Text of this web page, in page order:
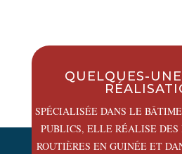
QUELQUES-
SPÉCIALISÉE DANS LE
PUBLICS, ELLE RÉALISE DES
ROUTIÈRES EN GUINÉE ET